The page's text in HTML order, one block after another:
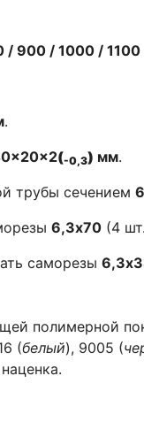
900 / 1000 /
.
(-0,3) мм.
трубы сечением
6,3х70 (4
саморезы
полимерной
(белый), 9005 (